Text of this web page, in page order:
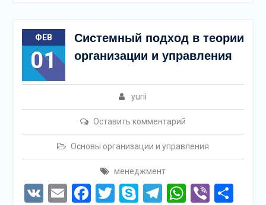
ФЕВ
01
Системный подход в теории
организации и управления
yurii
Оставить комментарий
Основы организации и управления
менеджмент
VKEmailFacebook
Twitter
SkypeTelegram
Viber